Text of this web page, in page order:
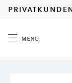
menü